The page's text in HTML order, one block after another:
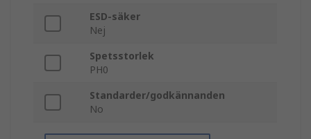
ESD-säker
Nej
Spetsstorlek
PH0
Standarder/godkännanden
No